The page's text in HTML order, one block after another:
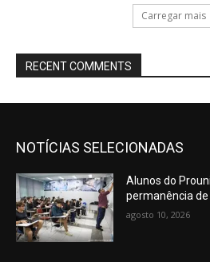
Carregar mais
RECENT COMMENTS
NOTÍCIAS SELECIONADAS
Alunos do
permanência
agosto 10, 2026